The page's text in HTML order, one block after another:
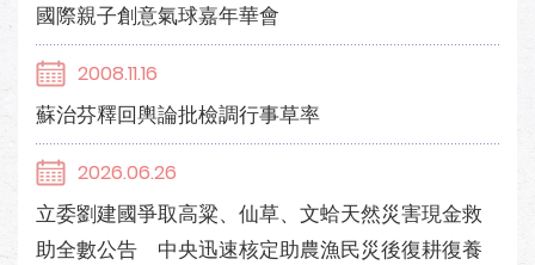
國際親子創意氣球嘉年華會
2008.11.16
蘇治芬釋回輿論批檢調行事草率
2026.06.26
立委劉建國爭取高粱、仙草、文蛤天然災害現金救
助全數公告 中央迅速核定助農漁民災後復耕復養